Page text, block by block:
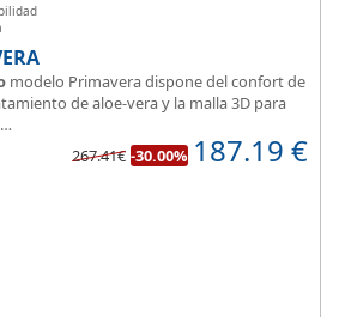
modelo Primavera dispone del confort de
de aloe-vera y la malla 3D para
estamos hablando tanto de un colchón
267.41€ -30.00% 187.19 €